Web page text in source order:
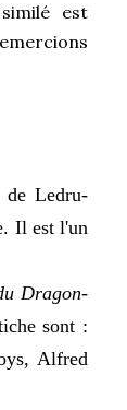
est
de Ledru-
Il est l'un
Dragon-
sont :
Alfred